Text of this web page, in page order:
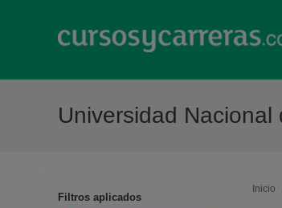
Universidad
Filtros aplicados
Inicio